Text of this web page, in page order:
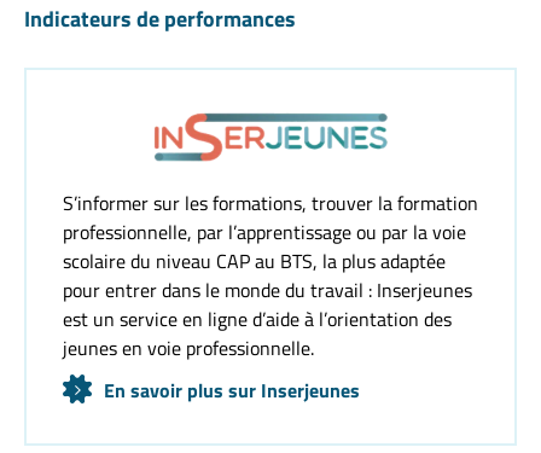
Indicateurs de performances
S’informer sur les formations, trouver la formation
professionnelle, par l’apprentissage ou par la voie
scolaire du niveau CAP au BTS, la plus adaptée
pour entrer dans le monde du travail : Inserjeunes
est un service en ligne d’aide à l’orientation des
jeunes en voie professionnelle.
En savoir plus sur Inserjeunes